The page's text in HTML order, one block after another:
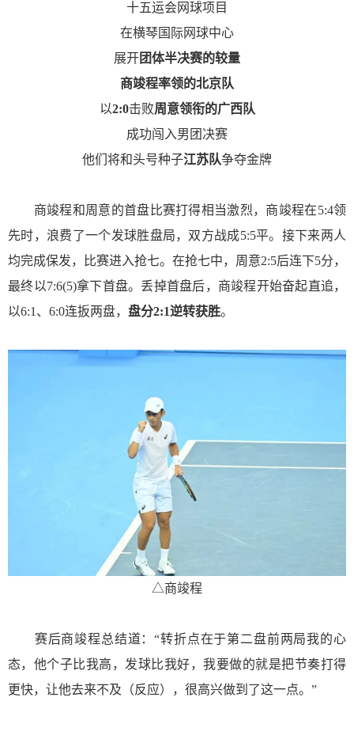
十五运会网球项目
在横琴国际网球中心
展开团体半决赛的较量
商竣程率领的北京队
以2:0击败周意领衔的广西队
成功闯入男团决赛
他们将和头号种子江苏队争夺金牌
商竣程和周意的首盘比赛打得相当激烈，商竣程在5:4领
先时，浪费了一个发球胜盘局，双方战成5:5平。接下来两人
均完成保发，比赛进入抢七。在抢七中，周意2:5后连下5分，
最终以7:6(5)拿下首盘。丢掉首盘后，商竣程开始奋起直追，
以6:1、6:0连扳两盘， 盘分2:1逆转获胜。
△商竣程
赛后商竣程总结道：“转折点在于第二盘前两局我的心
态，他个子比我高，发球比我好，我要做的就是把节奏打得
更快，让他去来不及（反应），很高兴做到了这一点。”